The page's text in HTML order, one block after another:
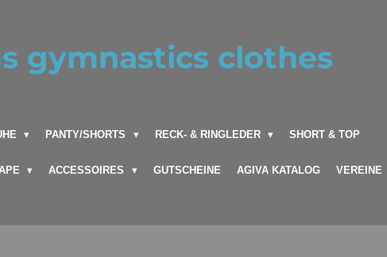
gymnastics clothes
PANTY/SHORTS RECK- & RINGLEDER SHORT & TOP
ACCESSOIRES GUTSCHEINE AGIVA KATALOG VEREINE